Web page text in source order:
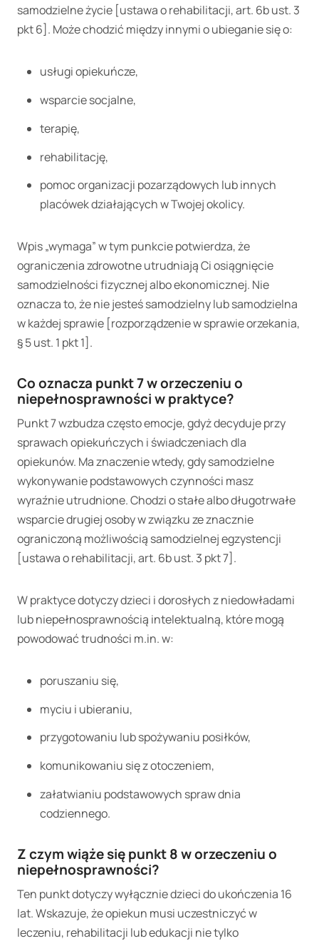
samodzielne życie [ustawa o rehabilitacji, art. 6b ust. 3
pkt 6]. Może chodzić między innymi o ubieganie się o:
usługi opiekuńcze,
wsparcie socjalne,
terapię,
rehabilitację,
pomoc organizacji pozarządowych lub innych
placówek działających w Twojej okolicy.
Wpis „wymaga” w tym punkcie potwierdza, że
ograniczenia zdrowotne utrudniają Ci osiągnięcie
samodzielności fizycznej albo ekonomicznej. Nie
oznacza to, że nie jesteś samodzielny lub samodzielna
w każdej sprawie [rozporządzenie w sprawie orzekania,
§ 5 ust. 1 pkt 1].
Co oznacza punkt 7 w orzeczeniu o
niepełnosprawności w praktyce?
Punkt 7 wzbudza często emocje, gdyż decyduje przy
sprawach opiekuńczych i świadczeniach dla
opiekunów. Ma znaczenie wtedy, gdy samodzielne
wykonywanie podstawowych czynności masz
wyraźnie utrudnione. Chodzi o stałe albo długotrwałe
wsparcie drugiej osoby w związku ze znacznie
ograniczoną możliwością samodzielnej egzystencji
[ustawa o rehabilitacji, art. 6b ust. 3 pkt 7].
W praktyce dotyczy dzieci i dorosłych z niedowładami
lub niepełnosprawnością intelektualną, które mogą
powodować trudności m.in. w:
poruszaniu się,
myciu i ubieraniu,
przygotowaniu lub spożywaniu posiłków,
komunikowaniu się z otoczeniem,
załatwianiu podstawowych spraw dnia
codziennego.
Z czym wiąże się punkt 8 w orzeczeniu o
niepełnosprawności?
Ten punkt dotyczy wyłącznie dzieci do ukończenia 16
lat. Wskazuje, że opiekun musi uczestniczyć w
leczeniu, rehabilitacji lub edukacji nie tylko